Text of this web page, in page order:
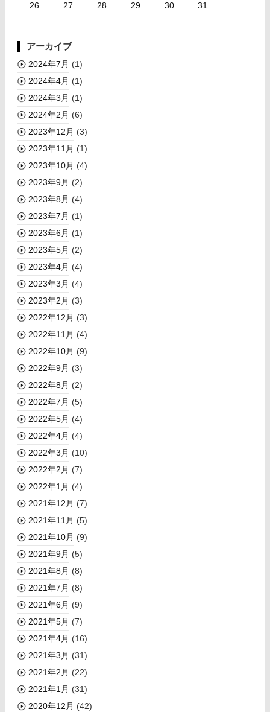
26
27 28 29 30 31
アーカイブ
2024年7月 (1)
2024年4月 (1)
2024年3月 (1)
2024年2月 (6)
2023年12月 (3)
2023年11月 (1)
2023年10月 (4)
2023年9月 (2)
2023年8月 (4)
2023年7月 (1)
2023年6月 (1)
2023年5月 (2)
2023年4月 (4)
2023年3月 (4)
2023年2月 (3)
2022年12月 (3)
2022年11月 (4)
2022年10月 (9)
2022年9月 (3)
2022年8月 (2)
2022年7月 (5)
2022年5月 (4)
2022年4月 (4)
2022年3月 (10)
2022年2月 (7)
2022年1月 (4)
2021年12月 (7)
2021年11月 (5)
2021年10月 (9)
2021年9月 (5)
2021年8月 (8)
2021年7月 (8)
2021年6月 (9)
2021年5月 (7)
2021年4月 (16)
2021年3月 (31)
2021年2月 (22)
2021年1月 (31)
2020年12月 (42)